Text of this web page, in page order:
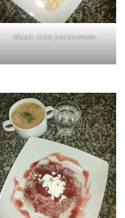
Obiad- dieta podstawowa